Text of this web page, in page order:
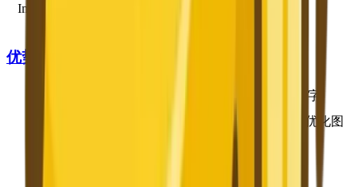
Image）
优势
——可读、位置准确的图像内文字
通过ChatGPT进行对话式迭代——用自然语言优化图